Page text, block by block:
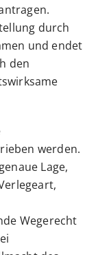
durch
und endet
den
werden.
Lage,
Wegerecht